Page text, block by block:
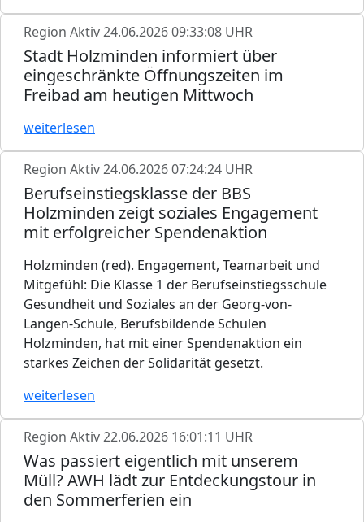
Region Aktiv24.06.2026 09:33:08 UHR
Stadt Holzminden informiert über
eingeschränkte Öffnungszeiten im
Freibad am heutigen Mittwoch
weiterlesen
Region Aktiv24.06.2026 07:24:24 UHR
Berufseinstiegsklasse der BBS
Holzminden zeigt soziales Engagement
mit erfolgreicher Spendenaktion
Holzminden (red). Engagement, Teamarbeit und
Mitgefühl: Die Klasse 1 der Berufseinstiegsschule
Gesundheit und Soziales an der Georg-von-
Langen-Schule, Berufsbildende Schulen
Holzminden, hat mit einer Spendenaktion ein
starkes Zeichen der Solidarität gesetzt.
weiterlesen
Region Aktiv22.06.2026 16:01:11 UHR
Was passiert eigentlich mit unserem
Müll? AWH lädt zur Entdeckungstour in
den Sommerferien ein